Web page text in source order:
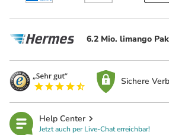
6.2 Mio. limango
Sichere
Help Center
Jetzt auch per Live-Chat erreichbar!